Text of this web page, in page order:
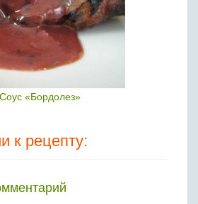
Соус «Бордолез»
к рецепту: